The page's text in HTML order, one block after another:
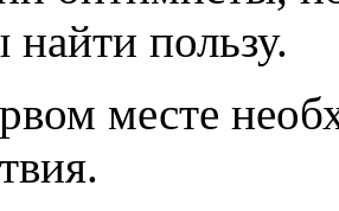
пользу.
месте